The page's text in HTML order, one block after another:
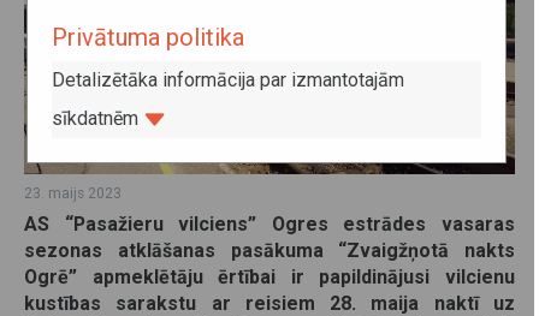
23. maijs 2023
AS “Pasažieru vilciens” Ogres estrādes vasaras
sezonas atklāšanas pasākuma “Zvaigžņotā nakts
Ogrē” apmeklētāju ērtībai ir papildinājusi vilcienu
kustības sarakstu ar reisiem 28. maija naktī uz
Privātuma politika
Detalizētāka informācija par izmantotajām
sīkdatnēm